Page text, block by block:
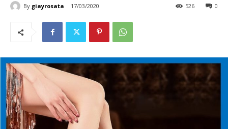
By giayrosata 17/03/2020 0
526